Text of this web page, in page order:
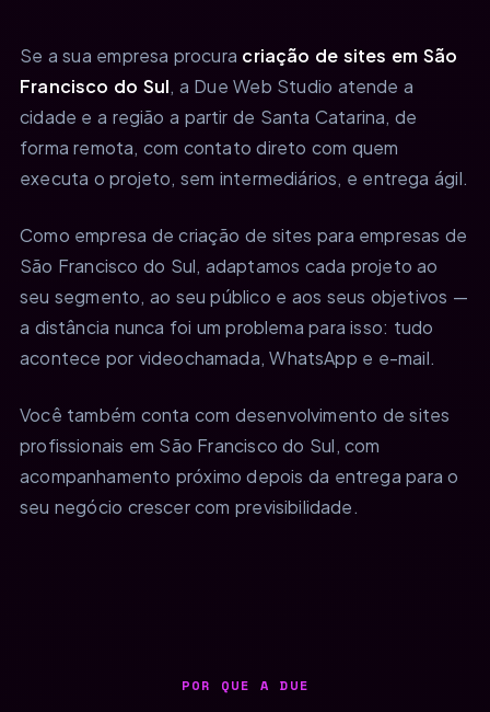
Se a sua empresa procura criação de sites em São
Francisco do Sul, a Due Web Studio atende a
cidade e a região a partir de Santa Catarina, de
forma remota, com contato direto com quem
executa o projeto, sem intermediários, e entrega ágil.
Como empresa de criação de sites para empresas de
São Francisco do Sul, adaptamos cada projeto ao
seu segmento, ao seu público e aos seus objetivos —
a distância nunca foi um problema para isso: tudo
acontece por videochamada, WhatsApp e e-mail.
Você também conta com desenvolvimento de sites
profissionais em São Francisco do Sul, com
acompanhamento próximo depois da entrega para o
seu negócio crescer com previsibilidade.
POR QUE A DUE